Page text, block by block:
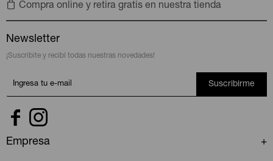
Compra online y retira gratis en nuestra tienda
Newsletter
¡Suscribite y recibí todas nuestras novedades!
Suscribirme
 
Empresa